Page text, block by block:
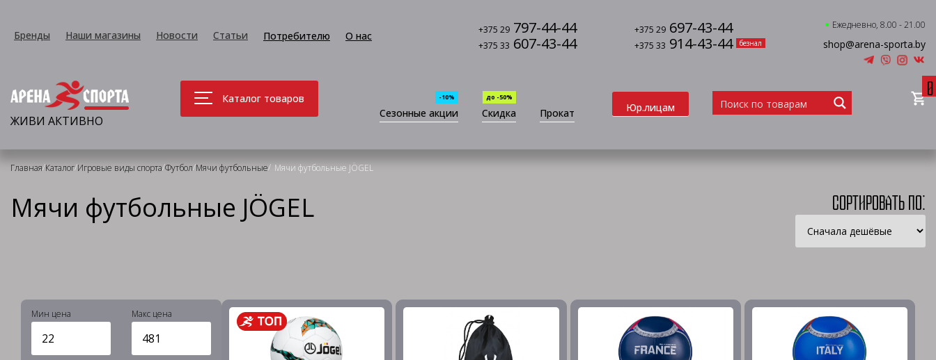
Бренды Наши магазины Новости Статьи Потребителю О нас +375 29 797-44-44 +375 29 697-43-44
+375 33 607-43-44 +375 33 914-43-44 безнал
Ежедневно, 8.00 - 21.00
shop@arena-sporta.by
ЖИВИ АКТИВНО
Каталог товаров
Сезонные акции
-10%
Скидка
до -50%
Прокат Юр.лицам
0
Главная/Каталог/Игровые виды спорта/Футбол/Мячи футбольные/ Мячи футбольные JÖGEL
Мячи футбольные JÖGEL Сортировать по:
Мин цена Макс цена